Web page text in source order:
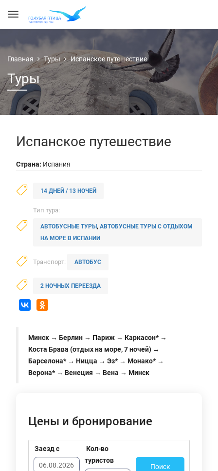
Главная Туры Испанское путешествие
Туры
Испанское путешествие
Страна: Испания
14 ДНЕЙ / 13 НОЧЕЙ
Тип тура:
АВТОБУСНЫЕ ТУРЫ, АВТОБУСНЫЕ ТУРЫ С ОТДЫХОМ
НА МОРЕ В ИСПАНИИ
Транспорт: АВТОБУС
2 НОЧНЫХ ПЕРЕЕЗДА
Минск → Берлин → Париж → Каркасон* →
Коста Брава (отдых на море, 7 ночей) →
Барселона* → Ницца → Эз* → Монако* →
Верона* → Венеция → Вена → Минск
Цены и бронирование
Заезд с
Кол-во
туристов
Поиск